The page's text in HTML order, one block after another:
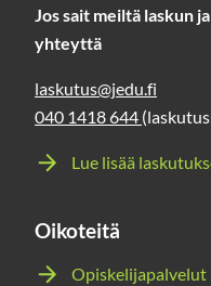
Jos sait meiltä laskun
yhteyttä
laskutus@jedu.fi
040 1418 644
Lue lisää
Oikoteitä
Opiskelijapalvelut